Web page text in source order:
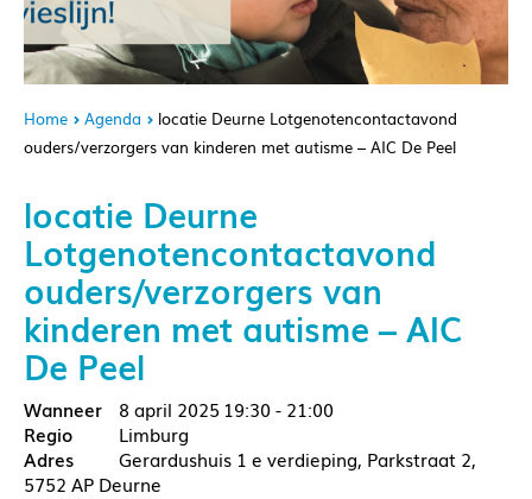
Home Agenda
locatie Deurne Lotgenotencontactavond
ouders/verzorgers van kinderen met autisme – AIC De Peel
locatie Deurne
Lotgenotencontactavond
ouders/verzorgers van
kinderen met autisme – AIC
De Peel
8 april 2025 19:30 - 21:00
Limburg
Gerardushuis 1 e verdieping, Parkstraat 2,
5752 AP Deurne